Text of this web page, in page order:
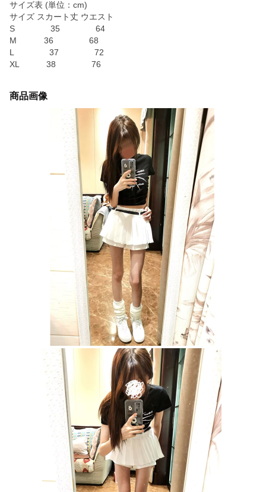
サイズ表 (単位：cm)
サイズ スカート丈 ウエスト
S 35 64
M 36 68
L 37 72
XL 38 76
商品画像